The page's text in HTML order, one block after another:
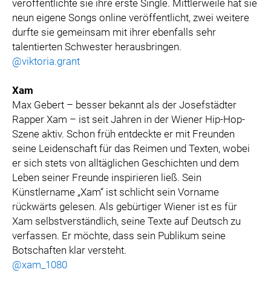
veröffentlichte sie ihre erste Single. Mittlerweile hat sie
neun eigene Songs online veröffentlicht, zwei weitere
durfte sie gemeinsam mit ihrer ebenfalls sehr
talentierten Schwester herausbringen.
@viktoria.grant
Xam
Max Gebert – besser bekannt als der Josefstädter
Rapper Xam – ist seit Jahren in der Wiener Hip-Hop-
Szene aktiv. Schon früh entdeckte er mit Freunden
seine Leidenschaft für das Reimen und Texten, wobei
er sich stets von alltäglichen Geschichten und dem
Leben seiner Freunde inspirieren ließ. Sein
Künstlername „Xam“ ist schlicht sein Vorname
rückwärts gelesen. Als gebürtiger Wiener ist es für
Xam selbstverständlich, seine Texte auf Deutsch zu
verfassen. Er möchte, dass sein Publikum seine
Botschaften klar versteht.
@xam_1080